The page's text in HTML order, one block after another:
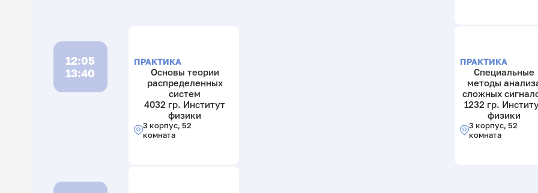
12:05
13:40
ПРАКТИКА
Основы теории
распределенных
систем
4032 гр. Институт
физики
3 корпус, 52
комната
ПРАКТИКА
Специальные
методы
сложных
1232 гр.
физики
3 корпус, 52
комната